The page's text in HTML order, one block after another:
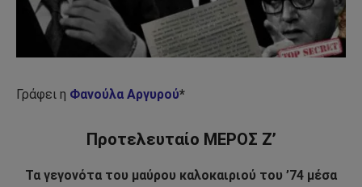
Γράφει η Φανούλα Αργυρού*
Προτελευταίο ΜΕΡΟΣ Ζ’
Τα γεγονότα του μαύρου καλοκαιριού του ’74 μέσα